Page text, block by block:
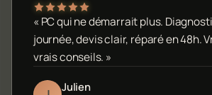
« PC qui ne démarrait plus.
journée, devis clair, réparé en 48h.
vrais conseils. »
Julien